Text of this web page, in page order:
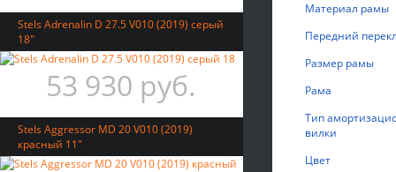
Stels Adrenalin D 27.5 V010 (2019) серый
18"
53 930 руб.
Stels Aggressor MD 20 V010 (2019)
красный 11"
Материал рамы
Передний
Размер рамы
Рама
Тип
вилки
Цвет